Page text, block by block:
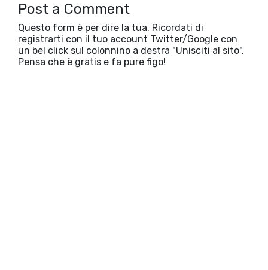
Post a Comment
Questo form è per dire la tua. Ricordati di
registrarti con il tuo account Twitter/Google con
un bel click sul colonnino a destra "Unisciti al sito".
Pensa che è gratis e fa pure figo!